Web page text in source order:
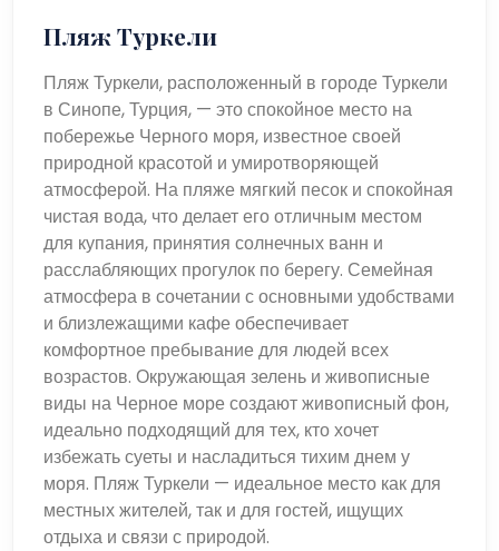
Пляж Туркели
Пляж Туркели, расположенный в городе Туркели
в Синопе, Турция, — это спокойное место на
побережье Черного моря, известное своей
природной красотой и умиротворяющей
атмосферой. На пляже мягкий песок и спокойная
чистая вода, что делает его отличным местом
для купания, принятия солнечных ванн и
расслабляющих прогулок по берегу. Семейная
атмосфера в сочетании с основными удобствами
и близлежащими кафе обеспечивает
комфортное пребывание для людей всех
возрастов. Окружающая зелень и живописные
виды на Черное море создают живописный фон,
идеально подходящий для тех, кто хочет
избежать суеты и насладиться тихим днем ​​у
моря. Пляж Туркели — идеальное место как для
местных жителей, так и для гостей, ищущих
отдыха и связи с природой.